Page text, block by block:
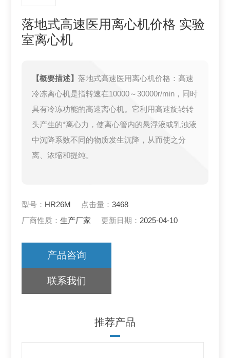
落地式高速医用离心机价格 实验
室离心机
【概要描述】落地式高速医用离心机价格：高速
冷冻离心机是指转速在10000～30000r/min，同时
具有冷冻功能的高速离心机。它利用高速旋转转
头产生的*离心力，使离心管内的悬浮液或乳浊液
中沉降系数不同的物质发生沉降，从而使之分
离、浓缩和提纯。
型号： HR26M 点击量：3468
厂商性质：生产厂家 更新日期： 2025-04-10
产品咨询
联系我们
推荐产品